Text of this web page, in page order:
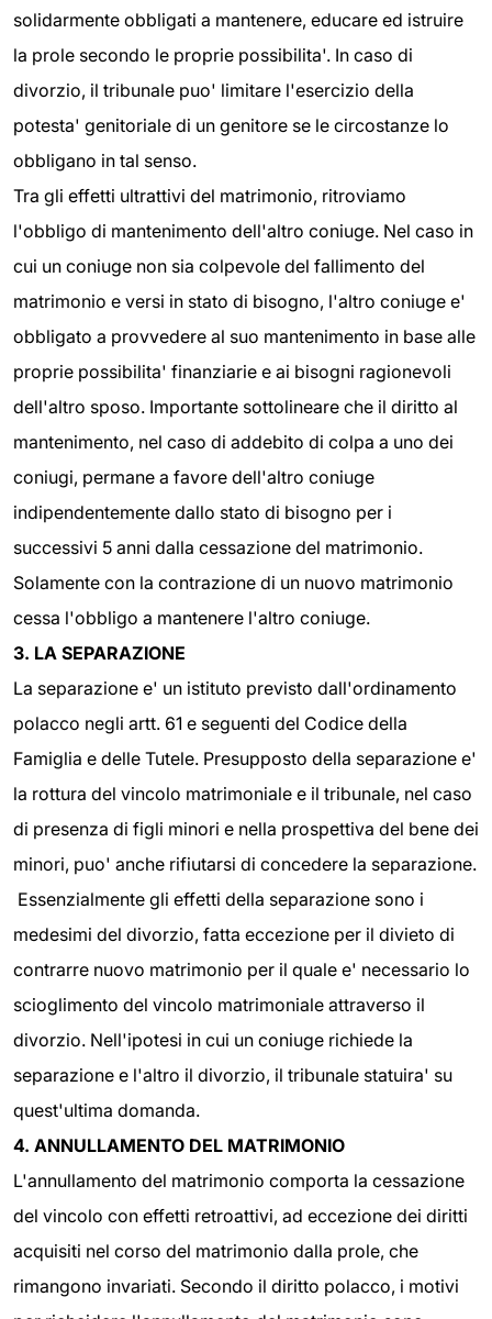
solidarmente obbligati a mantenere, educare ed istruire
la prole secondo le proprie possibilita'. In caso di
divorzio, il tribunale puo' limitare l'esercizio della
potesta' genitoriale di un genitore se le circostanze lo
obbligano in tal senso.
Tra gli effetti ultrattivi del matrimonio, ritroviamo
l'obbligo di mantenimento dell'altro coniuge. Nel caso in
cui un coniuge non sia colpevole del fallimento del
matrimonio e versi in stato di bisogno, l'altro coniuge e'
obbligato a provvedere al suo mantenimento in base alle
proprie possibilita' finanziarie e ai bisogni ragionevoli
dell'altro sposo. Importante sottolineare che il diritto al
mantenimento, nel caso di addebito di colpa a uno dei
coniugi, permane a favore dell'altro coniuge
indipendentemente dallo stato di bisogno per i
successivi 5 anni dalla cessazione del matrimonio.
Solamente con la contrazione di un nuovo matrimonio
cessa l'obbligo a mantenere l'altro coniuge.
3. LA SEPARAZIONE
La separazione e' un istituto previsto dall'ordinamento
polacco negli artt. 61 e seguenti del Codice della
Famiglia e delle Tutele. Presupposto della separazione e'
la rottura del vincolo matrimoniale e il tribunale, nel caso
di presenza di figli minori e nella prospettiva del bene dei
minori, puo' anche rifiutarsi di concedere la separazione.
Essenzialmente gli effetti della separazione sono i
medesimi del divorzio, fatta eccezione per il divieto di
contrarre nuovo matrimonio per il quale e' necessario lo
scioglimento del vincolo matrimoniale attraverso il
divorzio. Nell'ipotesi in cui un coniuge richiede la
separazione e l'altro il divorzio, il tribunale statuira' su
quest'ultima domanda.
4. ANNULLAMENTO DEL MATRIMONIO
L'annullamento del matrimonio comporta la cessazione
del vincolo con effetti retroattivi, ad eccezione dei diritti
acquisiti nel corso del matrimonio dalla prole, che
rimangono invariati. Secondo il diritto polacco, i motivi